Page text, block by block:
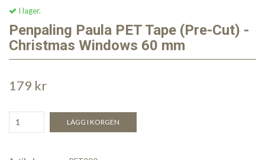
I lager.
Penpaling Paula PET Tape (Pre-Cut) -
Christmas Windows 60 mm
179 kr
LÄGG I KORGEN